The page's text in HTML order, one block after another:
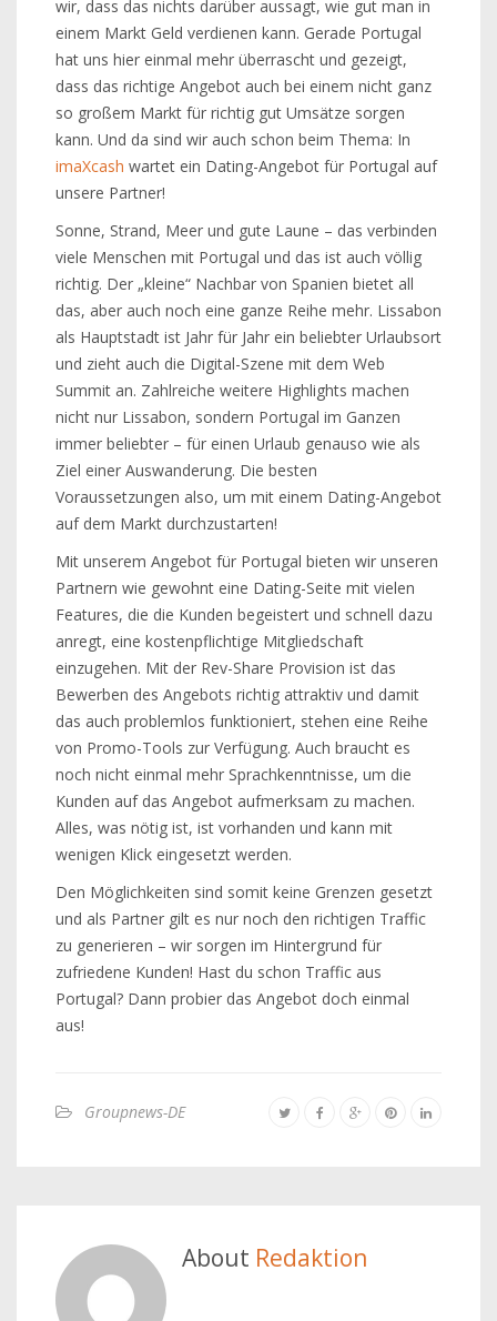
wir, dass das nichts darüber aussagt, wie gut man in
einem Markt Geld verdienen kann. Gerade Portugal
hat uns hier einmal mehr überrascht und gezeigt,
dass das richtige Angebot auch bei einem nicht ganz
so großem Markt für richtig gut Umsätze sorgen
kann. Und da sind wir auch schon beim Thema: In
imaXcash wartet ein Dating-Angebot für Portugal auf
unsere Partner!
Sonne, Strand, Meer und gute Laune – das verbinden
viele Menschen mit Portugal und das ist auch völlig
richtig. Der „kleine“ Nachbar von Spanien bietet all
das, aber auch noch eine ganze Reihe mehr. Lissabon
als Hauptstadt ist Jahr für Jahr ein beliebter Urlaubsort
und zieht auch die Digital-Szene mit dem Web
Summit an. Zahlreiche weitere Highlights machen
nicht nur Lissabon, sondern Portugal im Ganzen
immer beliebter – für einen Urlaub genauso wie als
Ziel einer Auswanderung. Die besten
Voraussetzungen also, um mit einem Dating-Angebot
auf dem Markt durchzustarten!
Mit unserem Angebot für Portugal bieten wir unseren
Partnern wie gewohnt eine Dating-Seite mit vielen
Features, die die Kunden begeistert und schnell dazu
anregt, eine kostenpflichtige Mitgliedschaft
einzugehen. Mit der Rev-Share Provision ist das
Bewerben des Angebots richtig attraktiv und damit
das auch problemlos funktioniert, stehen eine Reihe
von Promo-Tools zur Verfügung. Auch braucht es
noch nicht einmal mehr Sprachkenntnisse, um die
Kunden auf das Angebot aufmerksam zu machen.
Alles, was nötig ist, ist vorhanden und kann mit
wenigen Klick eingesetzt werden.
Den Möglichkeiten sind somit keine Grenzen gesetzt
und als Partner gilt es nur noch den richtigen Traffic
zu generieren – wir sorgen im Hintergrund für
zufriedene Kunden! Hast du schon Traffic aus
Portugal? Dann probier das Angebot doch einmal
aus!
Groupnews-DE
About Redaktion